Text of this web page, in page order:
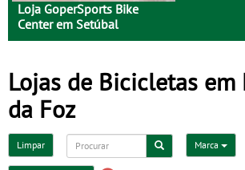
Loja GoperSports Bike
Center em Setúbal
Lojas de Bicicletas em
da Foz
Limpar Marca